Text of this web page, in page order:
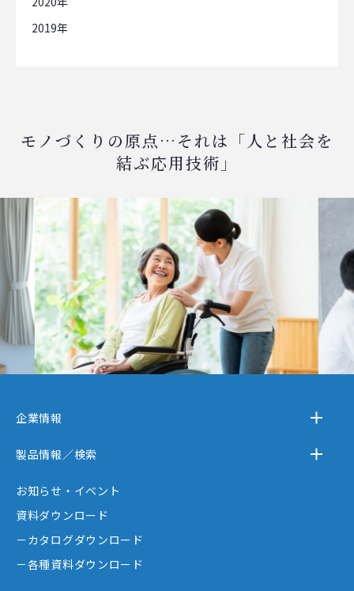
2019
モノづくりの原点…それは「人と社会を
結ぶ応用技術」
企業情報
－企業情報
－テクノスジャパンが選ばれる理由
－創業者大西秀憲ヒストリー
製品情報／検索
お知らせ・イベント
資料ダウンロード
－カタログダウンロード
－各種資料ダウンロード